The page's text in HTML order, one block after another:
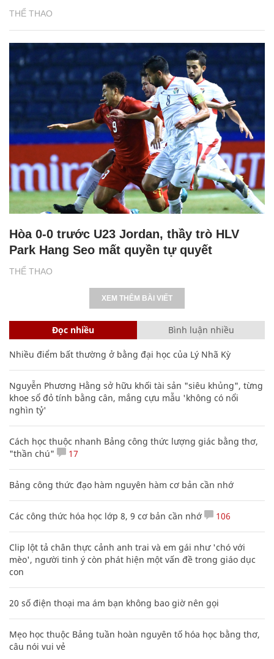
THỂ THAO
THỂ THAO
Hòa 0-0 trước U23 Jordan, thầy trò HLV
Park Hang Seo mất quyền tự quyết
XEM THÊM BÀI VIẾT
Đọc nhiều Bình luận nhiều
Nhiều điểm bất thường ở bằng đại học của Lý Nhã Kỳ
Nguyễn Phương Hằng sở hữu khối tài sản "siêu khủng", từng
khoe sổ đỏ tính bằng cân, mắng cựu mẫu 'không có nổi
nghìn tỷ'
Cách học thuộc nhanh Bảng công thức lượng giác bằng thơ,
"thần chú"
17
Bảng công thức đạo hàm nguyên hàm cơ bản cần nhớ
Các công thức hóa học lớp 8, 9 cơ bản cần nhớ 106
Clip lột tả chân thực cảnh anh trai và em gái như 'chó với
mèo', người tinh ý còn phát hiện một vấn đề trong giáo dục
con
20 số điện thoại ma ám bạn không bao giờ nên gọi
Mẹo học thuộc Bảng tuần hoàn nguyên tố hóa học bằng thơ,
câu nói vui vẻ